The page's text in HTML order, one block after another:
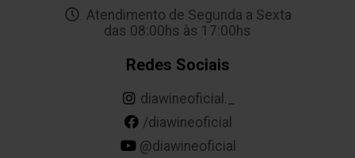
Atendimento de Segunda a Sexta
das 08:00hs às 17:00hs
Redes Sociais
diawineoficial._
/diawineoficial
@diawineoficial